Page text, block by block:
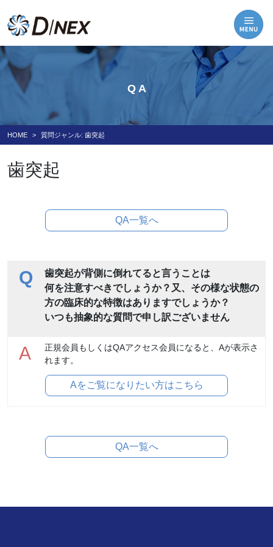
Q A
HOME 質問ジャンル: 歯突起
歯突起
QA一覧へ
Q
歯突起が背側に倒れてると言うことは
何を注意すべきでしょうか？又、その様な状態の
方の臨床的な特徴はありますでしょうか？
いつも抽象的な質問で申し訳ございません
A
正規会員もしくはQAアクセス会員になると、Aが表示さ
れます。
Aをご覧になりたい方はこちら
QA一覧へ